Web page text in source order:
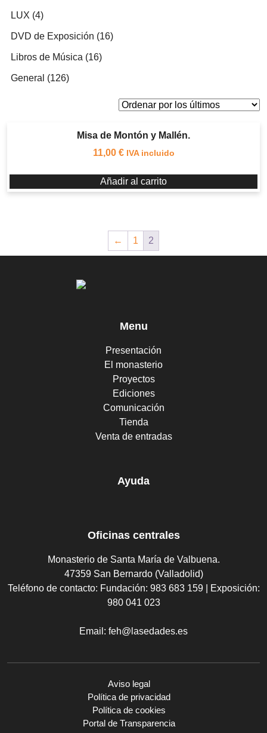
LUX 44
DVD de Exposición 1616
Libros de Música 1616
General 126126
Misa de Montón y Mallén.
11,00 € IVA incluido
Añadir al carrito
← 1 2
Menu
Presentación
El monasterio
Proyectos
Ediciones
Comunicación
Tienda
Venta de entradas
Ayuda
Oficinas centrales
Monasterio de Santa María de Valbuena.
47359 San Bernardo (Valladolid)
Teléfono de contacto: Fundación: 983 683 159 | Exposición:
980 041 023
Email: feh@lasedades.es
Aviso legal
Política de privacidad
Política de cookies
Portal de Transparencia